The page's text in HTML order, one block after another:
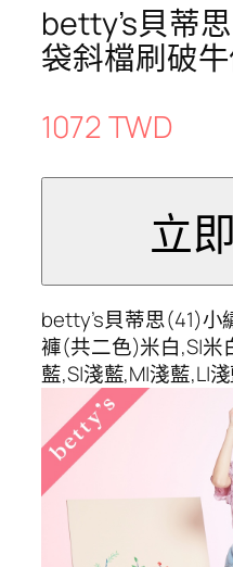
betty’s貝蒂
袋斜檔刷破
1072 TWD
betty’s貝蒂思(41)
褲(共二色)米白,S|米
藍,S|淺藍,M|淺藍,L|